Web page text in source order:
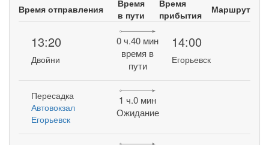
Время отправления
Время
в пути
Время
прибытия
Маршрут
13:20
Двойни
0 ч.40 мин
время в
пути
14:00
Егорьевск
Пересадка
Автовокзал
Егорьевск
1 ч.0 мин
Ожидание